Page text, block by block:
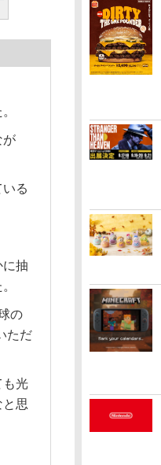
が
る
抽
の
ただ
も光
思